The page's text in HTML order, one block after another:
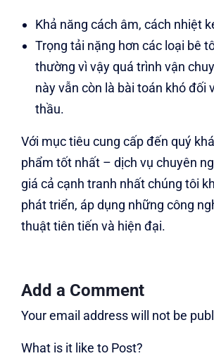
Khả năng cách âm, cách nhiệt
Trọng tải nặng hơn các loại bê
thường vì vậy quá trình vận
này vẫn còn là bài toán khó đối
thầu.
Với mục tiêu cung cấp đến quý
phẩm tốt nhất – dịch vụ chuyên
giá cả cạnh tranh nhất chúng tôi
phát triển, áp dụng những công
thuật tiên tiến và hiện đại.
Add a Comment
Your email address will not be
What is it like to Post?